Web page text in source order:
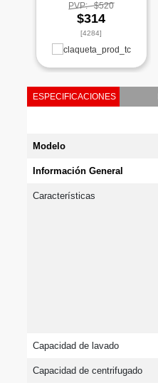
PVP: $520
$314
[4284]
ESPECIFICACIONES
Modelo
Información General
Características
Capacidad de lavado
Capacidad de centrifugado